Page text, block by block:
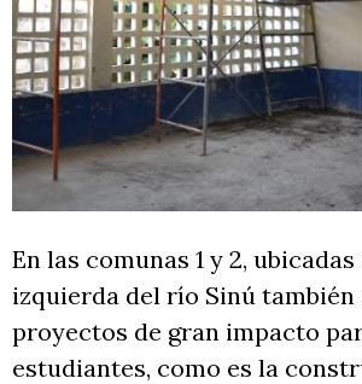
En las comunas 1 y 2,
izquierda del río Sinú también
proyectos de gran impacto
estudiantes, como es la